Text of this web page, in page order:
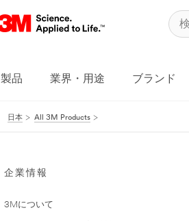
製品 業界・用途 ブランド
日本 All 3M Products
企業情報
3Mについて